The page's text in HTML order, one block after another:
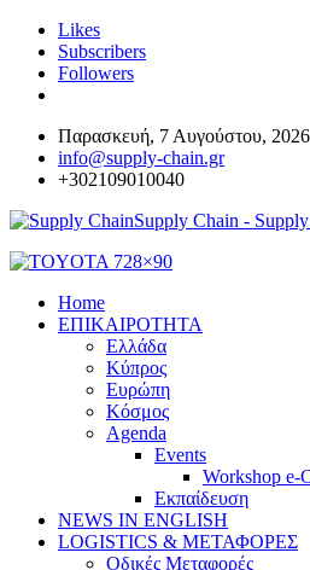
Likes
Subscribers
Followers
Παρασκευή, 7 Αυγούστου, 2026
info@supply-chain.gr
+302109010040
Supply Chain -
Home
ΕΠΙΚΑΙΡΟΤΗΤΑ
Ελλάδα
Κύπρος
Ευρώπη
Κόσμος
Agenda
Events
Workshop e-
Εκπαίδευση
NEWS IN ENGLISH
LOGISTICS & ΜΕΤΑΦΟΡΕΣ
Οδικές Μεταφορές